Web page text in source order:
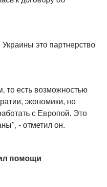
это партнерство
то есть возможностью
экономики, но
с Европой. Это
- отметил он.
помощи